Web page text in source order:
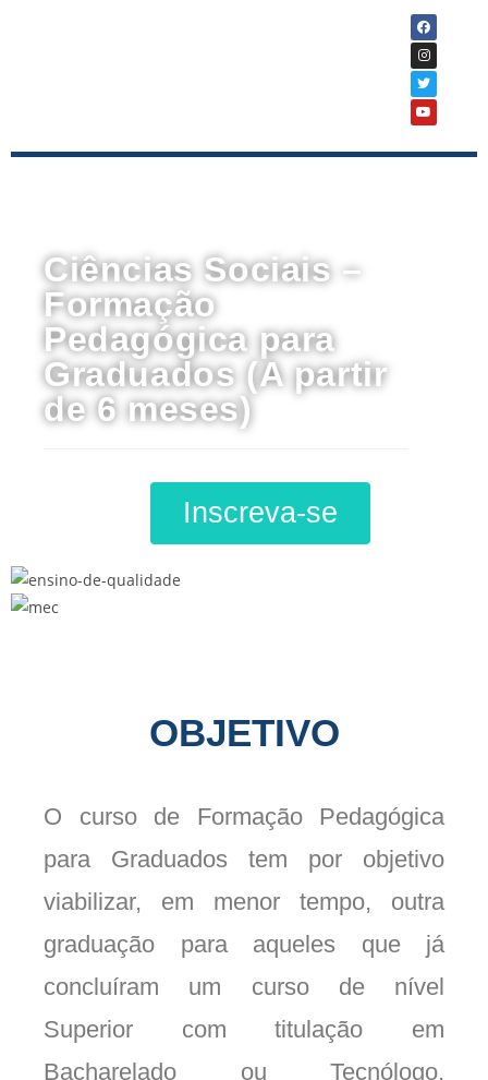
Ciências Sociais –
Formação
Pedagógica para
Graduados (A partir
de 6 meses)
Inscreva-se
OBJETIVO
O curso de Formação Pedagógica
para Graduados tem por objetivo
viabilizar, em menor tempo, outra
graduação para aqueles que já
concluíram um curso de nível
Superior com titulação em
Bacharelado ou Tecnólogo,